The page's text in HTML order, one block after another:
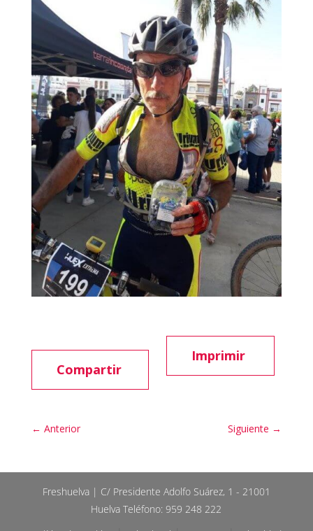
Compartir
Imprimir
← Anterior Siguiente →
Freshuelva | C/ Presidente Adolfo Suárez, 1 - 21001
Huelva Teléfono: 959 248 222